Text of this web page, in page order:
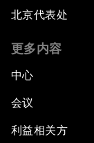
北京代表处
更多内容
中心
会议
利益相关方